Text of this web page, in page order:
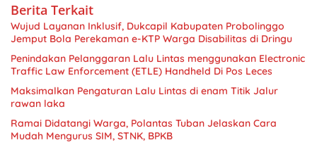
Berita Terkait
Wujud Layanan Inklusif, Dukcapil Kabupaten Probolinggo
Jemput Bola Perekaman e-KTP Warga Disabilitas di Dringu
Penindakan Pelanggaran Lalu Lintas menggunakan Electronic
Traffic Law Enforcement (ETLE) Handheld Di Pos Leces
Maksimalkan Pengaturan Lalu Lintas di enam Titik Jalur
rawan laka
Ramai Didatangi Warga, Polantas Tuban Jelaskan Cara
Mudah Mengurus SIM, STNK, BPKB